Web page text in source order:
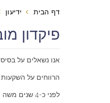
דף הבית ידיעון
פיקדון
אנו נשאלים על בסיס
הרווחים על